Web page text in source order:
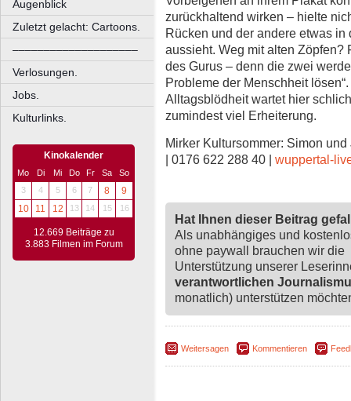
Augenblick
Zuletzt gelacht: Cartoons.
––––––––––––––––––––
Verlosungen.
Jobs.
Kulturlinks.
Kinokalender
Mo Di Mi Do Fr Sa
So
3
4 5 6 7 8
9
10
11 12 13 14 15 16
12.669 Beiträge zu
3.883 Filmen im Forum
zurückhaltend wirken – hielte
Rücken und der andere etwas
aussieht. Weg mit alten Zöpfen?
des Gurus – denn die zwei
Probleme der Menschheit
Alltagsblödheit wartet hier
zumindest viel Erheiterung.
Mirker Kultursommer: Simon
| 0176 622 288 40 | wuppertal-
Hat Ihnen dieser Beitrag
Als unabhängiges und
ohne paywall brauchen wir die
Unterstützung unserer
verantwortlichen
monatlich) unterstützen
Weitersagen Kommentieren